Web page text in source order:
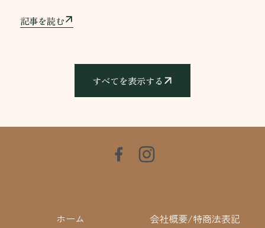
記事を読む
すべてを表示する
FacebookInstagram
ホーム
会社概要/特商法表記